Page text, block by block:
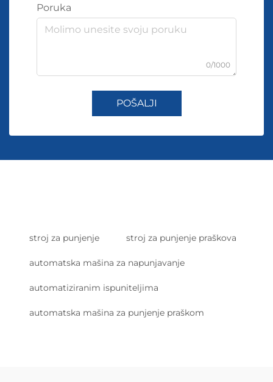
Poruka
0/1000
POŠALJI
stroj za punjenje stroj za punjenje praškova
automatska mašina za napunjavanje
automatiziranim ispuniteljima
automatska mašina za punjenje praškom